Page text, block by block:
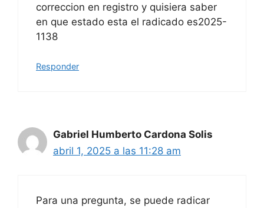
correccion en registro y quisiera saber
en que estado esta el radicado es2025-
1138
Responder
Gabriel Humberto Cardona Solis
abril 1, 2025 a las 11:28 am
Para una pregunta, se puede radicar